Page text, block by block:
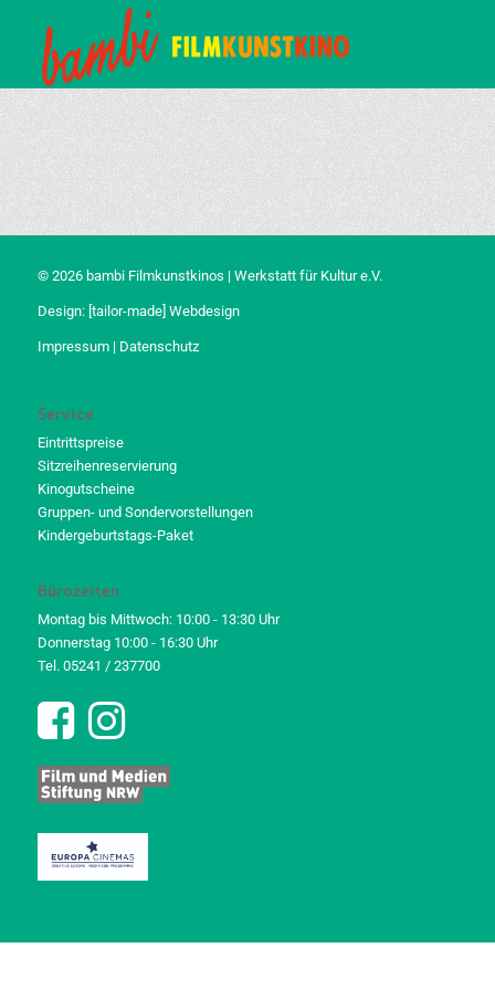
© 2026 bambi Filmkunstkinos | Werkstatt für Kultur e.V.
Design: [tailor-made] Webdesign
Impressum| Datenschutz
Service
Eintrittspreise
Sitzreihenreservierung
Kinogutscheine
Gruppen- und Sondervorstellungen
Kindergeburtstags-Paket
Bürozeiten
Montag bis Mittwoch: 10:00 - 13:30 Uhr
Donnerstag 10:00 - 16:30 Uhr
Tel. 05241 / 237700